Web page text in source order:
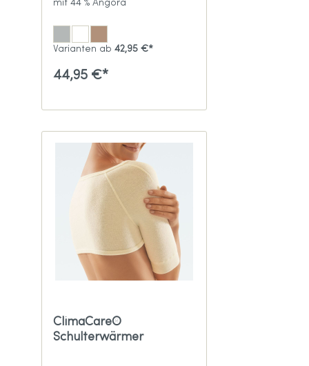
mit 44 % Angora
Varianten ab 42,95 €*
44,95 €*
ClimaCare®
Schulterwärmer